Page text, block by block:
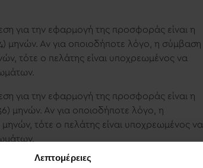
Λεπτομέρειες
για την εφαρμογή της προσφοράς είναι η
μηνών. Αν για οποιοδήποτε λόγο, η σύμβαση
τότε ο πελάτης είναι υποχρεωμένος να
για την εφαρμογή της προσφοράς είναι η
μηνών. Αν για οποιοδήποτε λόγο, η
τότε ο πελάτης είναι υποχρεωμένος να
12 μηνών, πακέτο 24 μηνών, πακέτο 36